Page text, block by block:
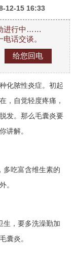
12-15 16:33
进行中……
话交谈。
化脓性炎症。初起
，自觉轻度疼痛 ，
发。那么毛囊炎要
讲解。
多吃富含维生素的
。
生，要多洗澡勤加
囊炎。